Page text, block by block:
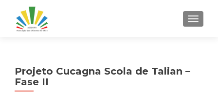
Projeto Cucagna Scola de Talian –
Fase II